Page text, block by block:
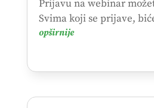
Prijavu na webinar
Svima koji se prijave,
opširnije